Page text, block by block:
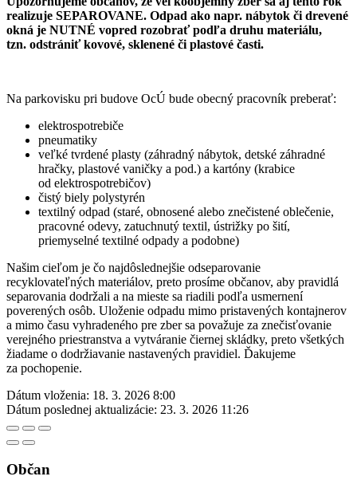
realizuje SEPAROVANE. Odpad ako napr. nábytok či drevené
okná je NUTNÉ vopred rozobrať podľa druhu materiálu,
tzn. odstrániť kovové, sklenené či plastové časti.
Na parkovisku pri budove OcÚ bude obecný pracovník preberať:
elektrospotrebiče
pneumatiky
veľké tvrdené plasty (záhradný nábytok, detské záhradné
hračky, plastové vaničky a pod.) a kartóny (krabice
od elektrospotrebičov)
čistý biely polystyrén
textilný odpad (staré, obnosené alebo znečistené oblečenie,
pracovné odevy, zatuchnutý textil, ústrižky po šití,
priemyselné textilné odpady a podobne)
Našim cieľom je čo najdôslednejšie odseparovanie
recyklovateľných materiálov, preto prosíme občanov, aby pravidlá
separovania dodržali a na mieste sa riadili podľa usmernení
poverených osôb. Uloženie odpadu mimo pristavených kontajnerov
a mimo času vyhradeného pre zber sa považuje za znečisťovanie
verejného priestranstva a vytváranie čiernej skládky, preto všetkých
žiadame o dodržiavanie nastavených pravidiel. Ďakujeme
za pochopenie.
Dátum vloženia: 18. 3. 2026 8:00
Dátum poslednej aktualizácie: 23. 3. 2026 11:26
Občan